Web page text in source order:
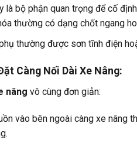
là bộ phận quan trọng để cố định
thường có dạng chốt ngang
thường được sơn tĩnh điện
Càng Nối Dài Xe Nâng:
nâng vô cùng đơn giản:
vào bên ngoài càng xe nâng